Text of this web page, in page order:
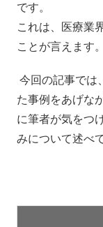
です。
これは、医療業
ことが言えます。
今回の記事では
た事例をあげな
に筆者が気をつ
みについて述べ